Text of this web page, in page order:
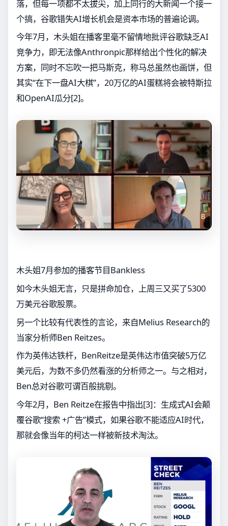
落，但每一项都不太拔尖，加上同行的大新闻一个接一
个搞，谷歌错失AI增长机会是资本市场的普遍论调。
今年7月，木头姐在播客里毫不留情地批评谷歌缺乏AI
竞争力，即无法像Anthronpic那样给出个性化的解决
方案，同时不忘吹一把马斯克，称马总虽然也画饼，但
其实“在下一盘AI大棋”，20万亿的AI蛋糕将会被特斯拉
和OpenAI瓜分[2]。
木头姐7月参加的播客节目Bankless
如今木头姐无言，只是拼命加仓，上周三又买了5300
万美元谷歌股票。
另一个比较有代表性的言论，来自Melius Research的
当家分析师Ben Reitzes。
作为英伟达铁杆，BenReitze是英伟达市值突破5万亿
美元后，为数不多仍然看涨的分析师之一。与之相对，
Ben总对谷歌可谓百般挑剔。
今年2月，Ben Reitze在报告中指出[3]：生成式AI会颠
覆谷歌“搜索 +广告”模式，如果谷歌不能适应AI时代，
那就会像当年的柯达一样被新技术淘汰。